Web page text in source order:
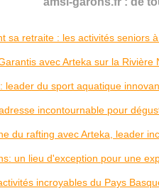
sa retraite : les activités seniors
avec Arteka sur la Rivière
leader du sport aquatique
incontournable pour
du rafting avec Arteka, leader
un lieu d'exception pour une
incroyables du Pays